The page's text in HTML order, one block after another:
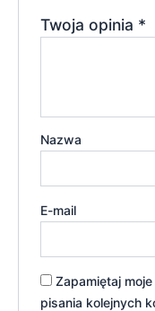
Twoja opinia *
Nazwa
E-mail
Zapamiętaj
pisania kolejnych